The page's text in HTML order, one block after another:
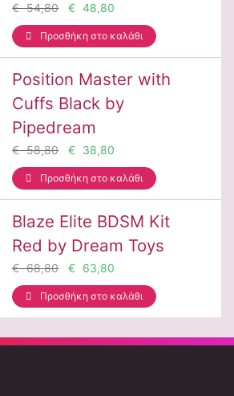
€ 54,80 € 48,80
Προσθήκη στο καλάθι
Position Master with
Cuffs Black by
Pipedream
€ 58,80 € 38,80
Προσθήκη στο καλάθι
Blaze Elite BDSM Kit
Red by Dream Toys
€ 68,80 € 63,80
Προσθήκη στο καλάθι